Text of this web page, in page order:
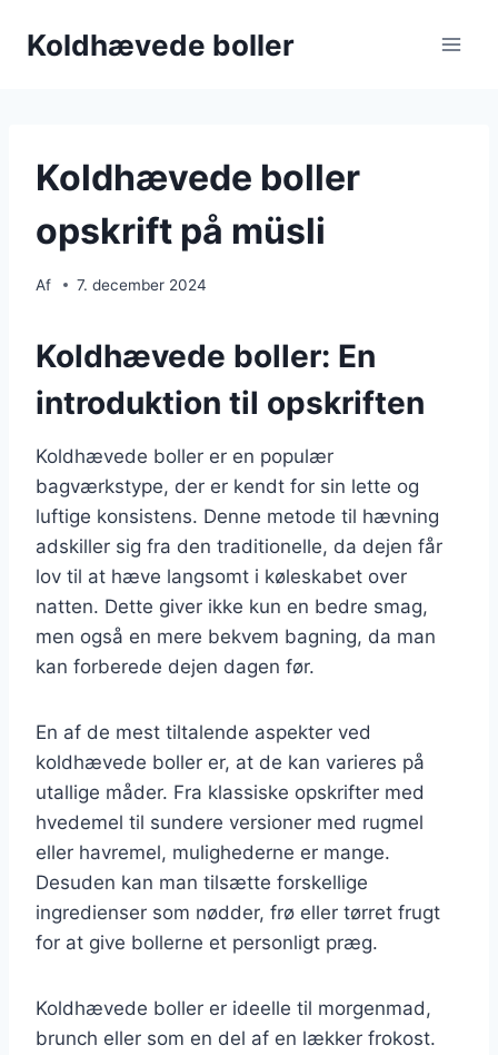
Koldhævede boller
Koldhævede boller
opskrift på müsli
Af 7. december 2024
Koldhævede boller: En
introduktion til opskriften
Koldhævede boller er en populær
bagværkstype, der er kendt for sin lette og
luftige konsistens. Denne metode til hævning
adskiller sig fra den traditionelle, da dejen får
lov til at hæve langsomt i køleskabet over
natten. Dette giver ikke kun en bedre smag,
men også en mere bekvem bagning, da man
kan forberede dejen dagen før.
En af de mest tiltalende aspekter ved
koldhævede boller er, at de kan varieres på
utallige måder. Fra klassiske opskrifter med
hvedemel til sundere versioner med rugmel
eller havremel, mulighederne er mange.
Desuden kan man tilsætte forskellige
ingredienser som nødder, frø eller tørret frugt
for at give bollerne et personligt præg.
Koldhævede boller er ideelle til morgenmad,
brunch eller som en del af en lækker frokost.